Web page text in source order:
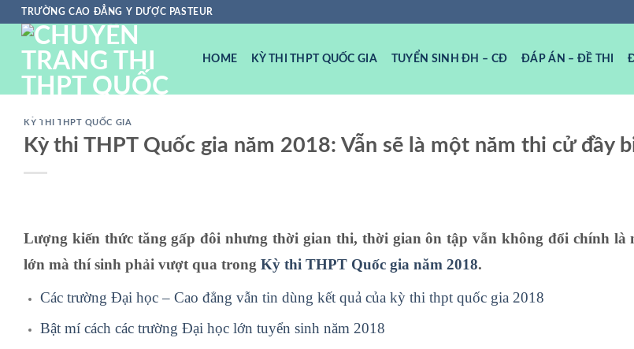
ChuyểnTRƯỜNG CAO ĐẲNG Y DƯỢC PASTEUR
HOME KỲ THI THPT QUỐC GIA TUYỂN SINH ĐH – CĐ ĐÁP ÁN – ĐỀ THI
KỲ THI THPT QUỐC GIA
Kỳ thi THPT Quốc gia năm 2018: Vẫn sẽ là một năm thi cử đầy
Lượng kiến thức tăng gấp đôi nhưng thời gian thi, thời gian ôn tập vẫn không đổi chính là
lớn mà thí sinh phải vượt qua trong Kỳ thi THPT Quốc gia năm 2018.
Các trường Đại học – Cao đẳng vẫn tin dùng kết quả của kỳ thi thpt quốc gia 2018
Bật mí cách các trường Đại học lớn tuyển sinh năm 2018